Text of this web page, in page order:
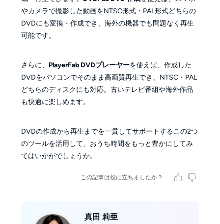
やカメラで撮影した動画をNTSC形式・PAL形式どちらの
DVDにも変換・作成でき、海外の機器でも問題なく再生
可能です。
さらに、 PlayerFab DVDプレーヤーを使えば、作成した
DVDをパソコンでそのまま高画質再生でき、NTSC・PAL
どちらのディスクにも対応。古いテレビ番組や海外作品
も快適に楽しめます。
DVDの作成から再生までを一貫してサポートするこの2つ
のツールを活用して、おうち時間をもっと豊かにしてみ
てはいかがでしょうか。
この記事は役に立ちましたか？
真田 莉亜